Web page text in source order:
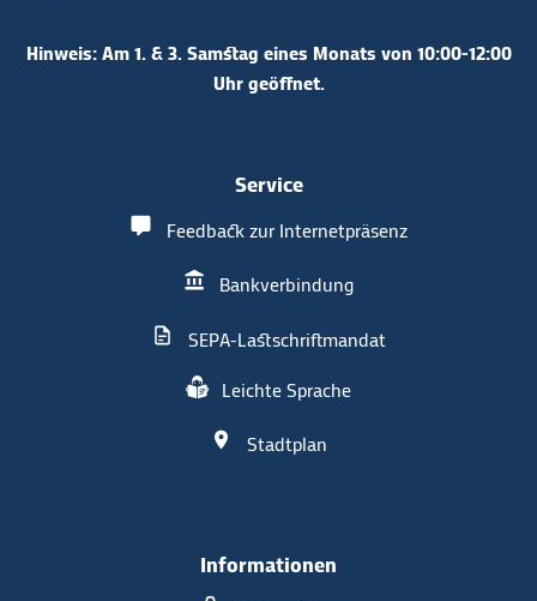
Hinweis: Am 1. & 3. Samstag eines Monats von 10:00-12:00
Uhr geöffnet.
Service
Feedback zur Internetpräsenz
Bankverbindung
SEPA-Lastschriftmandat
Leichte Sprache
Stadtplan
Informationen